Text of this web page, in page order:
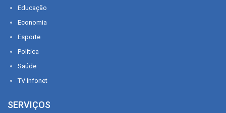
Educação
Economia
Esporte
Política
Saúde
TV Infonet
SERVIÇOS